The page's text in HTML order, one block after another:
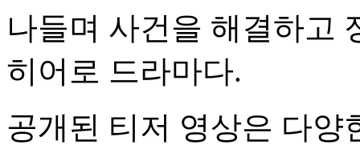
나들며 사건을 해결하고
히어로 드라마다.
공개된 티저 영상은 다양